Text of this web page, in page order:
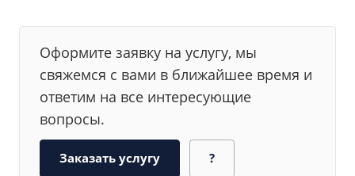
Оформите заявку на услугу, мы
свяжемся с вами в ближайшее время и
ответим на все интересующие
вопросы.
Заказать услугу ?